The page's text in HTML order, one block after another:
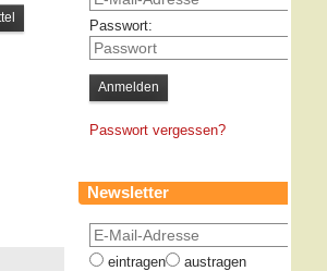
Passwort:
Passwort vergessen?
Newsletter
eintragen austragen